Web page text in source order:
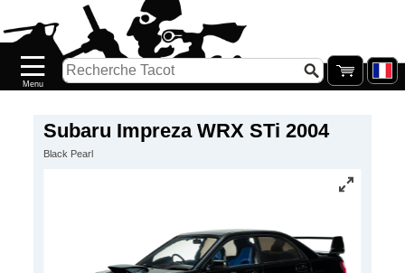
Subaru Impreza WRX STi 2004
Black Pearl
Nouveautés
Catalogue/Stock